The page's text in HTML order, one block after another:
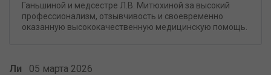
Ганьшиной и медсестре Л.В. Митюхиной за высокий
профессионализм, отзывчивость и своевременно
оказанную высококачественную медицинскую помощь.
Ли 05 марта 2026